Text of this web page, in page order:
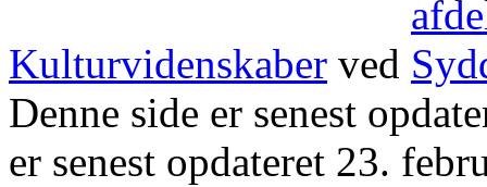
Kulturvidenskaber ved
Denne side er senest
er senest opdateret 23.